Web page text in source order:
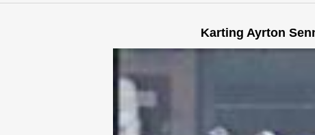
Karting Ayrton